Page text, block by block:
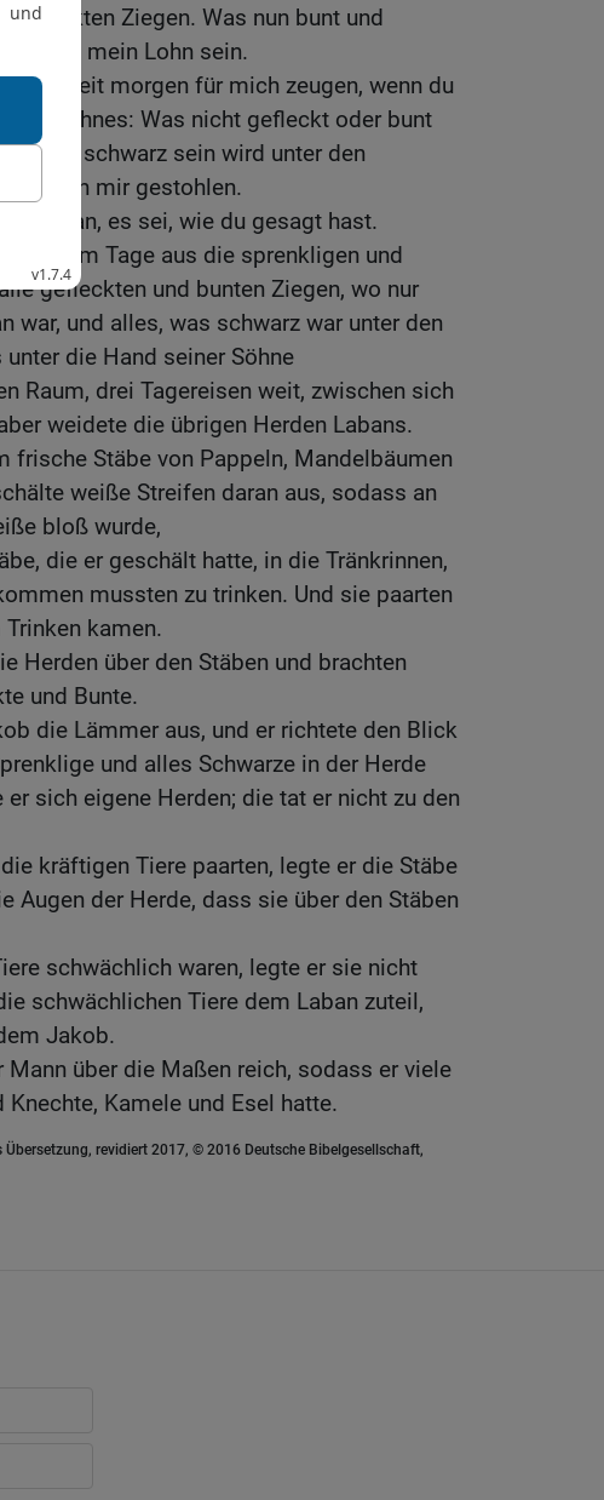
Ziegen. Was nun bunt und
soll mein Lohn sein.
morgen für mich zeugen, wenn du
Lohnes: Was nicht gefleckt oder bunt
nicht schwarz sein wird unter den
als von mir gestohlen.
Wohlan, es sei, wie du gesagt hast.
jenem Tage aus die sprenkligen und
gefleckten und bunten Ziegen, wo nur
war, und alles, was schwarz war unter den
unter die Hand seiner Söhne
Raum, drei Tagereisen weit, zwischen sich
weidete die übrigen Herden Labans.
frische Stäbe von Pappeln, Mandelbäumen
weiße Streifen daran aus, sodass an
bloß wurde,
die er geschält hatte, in die Tränkrinnen,
mussten zu trinken. Und sie paarten
kamen.
Herden über den Stäben und brachten
und Bunte.
die Lämmer aus, und er richtete den Blick
und alles Schwarze in der Herde
er sich eigene Herden; die tat er nicht zu den
kräftigen Tiere paarten, legte er die Stäbe
Augen der Herde, dass sie über den Stäben
schwächlich waren, legte er sie nicht
schwächlichen Tiere dem Laban zuteil,
Jakob.
Mann über die Maßen reich, sodass er viele
Knechte, Kamele und Esel hatte.
revidiert 2017, © 2016 Deutsche Bibelgesellschaft,